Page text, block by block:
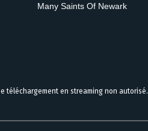
Many Saints Of Newark
téléchargement en streaming non autorisé.